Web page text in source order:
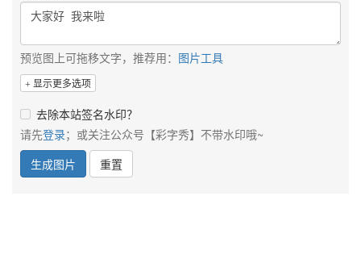
预览图上可拖移文字，推荐用： 图片工具
显示更多选项
去除本站签名水印？
请先登录；或关注公众号【彩字秀】不带水印哦~
生成图片
重置